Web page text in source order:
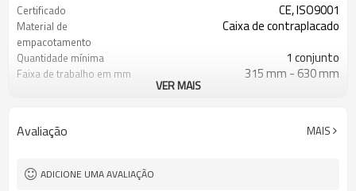
Certificado CE, ISO9001
Material de
empacotamento
Caixa de contraplacado
Quantidade mínima 1 conjunto
Faixa de trabalho em mm 315 mm - 630 mm
trabalho
aplicado
VER MAIS
Avaliação MAIS
ADICIONE UMA AVALIAÇÃO